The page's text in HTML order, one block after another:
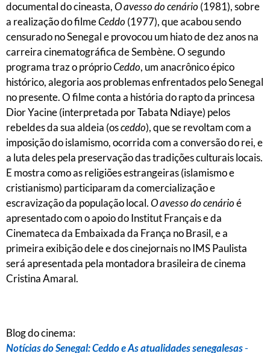
documental do cineasta,O avesso do cenário (1981), sobre
a realização do filmeCeddo (1977), que acabou sendo
censurado no Senegal e provocou um hiato de dez anos na
carreira cinematográfica de Sembène. O segundo
programa traz o próprioCeddo, um anacrônico épico
histórico, alegoria aos problemas enfrentados pelo Senegal
no presente. O filme conta a história do rapto da princesa
Dior Yacine (interpretada por Tabata Ndiaye) pelos
rebeldes da sua aldeia (osceddo), que se revoltam com a
imposição do islamismo, ocorrida com a conversão do rei, e
a luta deles pela preservação das tradições culturais locais.
E mostra como as religiões estrangeiras (islamismo e
cristianismo) participaram da comercialização e
escravização da população local.O avesso do cenárioé
apresentado com o apoio do Institut Français e da
Cinemateca da Embaixada da França no Brasil, e a
primeira exibição dele e dos cinejornais no IMS Paulista
será apresentada pela montadora brasileira de cinema
Cristina Amaral.
Blog do cinema:
Notícias do Senegal: Ceddo e As atualidades senegalesas-